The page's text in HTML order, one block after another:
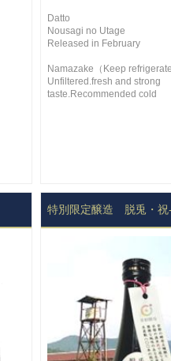
Datto
Nousagi no Utage
Released in February
Namazake（Keep
Unfiltered.fresh and strong
taste.Recommended cold
特別限定醸造 脱兎・祝